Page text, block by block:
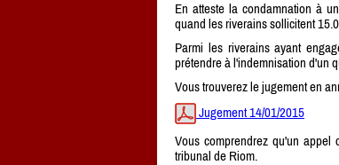
En atteste la condamnation à
quand les riverains sollicitent
Parmi les riverains ayant
prétendre à l'indemnisation d'un
Vous trouverez le jugement en
Jugement 14/01/2015
Vous comprendrez qu'un
tribunal de Riom.